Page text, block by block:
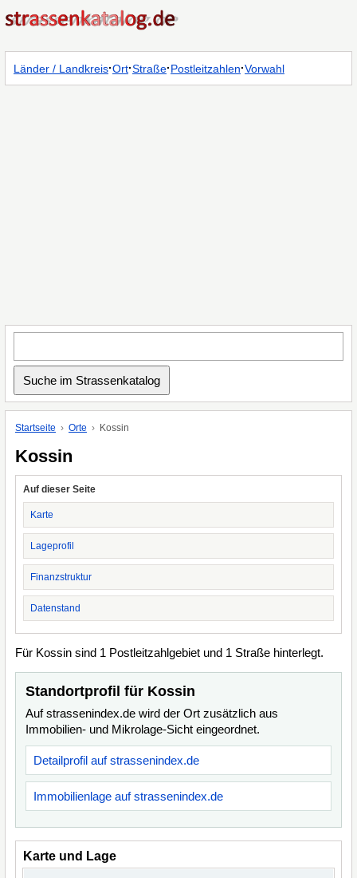
Länder / Landkreis·Ort·Straße·Postleitzahlen·Vorwahl
Startseite Orte Kossin
Kossin
Auf dieser Seite
Karte
Lageprofil
Finanzstruktur
Datenstand
Für Kossin sind 1 Postleitzahlgebiet und 1 Straße hinterlegt.
Standortprofil für Kossin
Auf strassenindex.de wird der Ort zusätzlich aus
Immobilien- und Mikrolage-Sicht eingeordnet.
Detailprofil auf strassenindex.de
Immobilienlage auf strassenindex.de
Karte und Lage